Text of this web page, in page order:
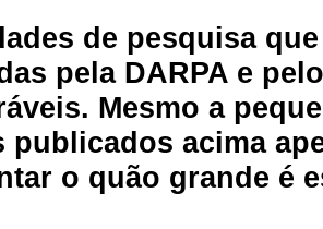
de pesquisa
pela DARPA e
Mesmo a
publicados acima
o quão grande é